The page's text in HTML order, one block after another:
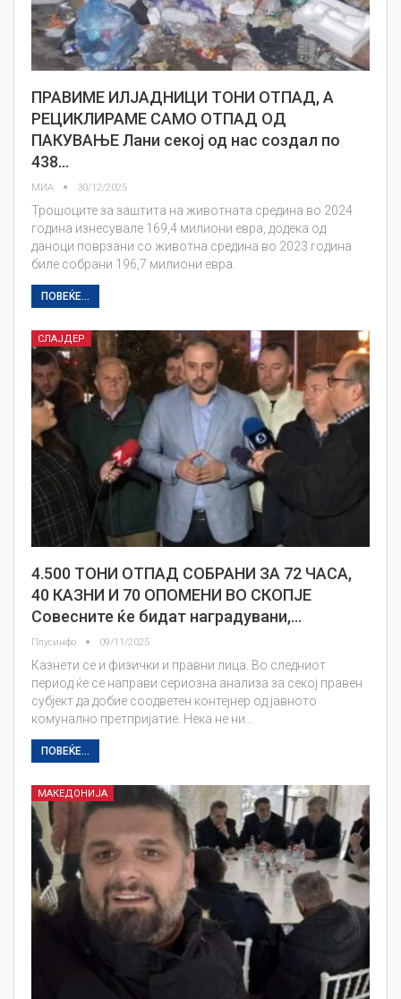
ПРАВИМЕ ИЛЈАДНИЦИ ТОНИ ОТПАД, А
РЕЦИКЛИРАМЕ САМО ОТПАД ОД
ПАКУВАЊЕ Лани секој од нас создал по
438…
МИА 30/12/2025
Трошоците за заштита на животната средина во 2024
година изнесувале 169,4 милиони евра, додека од
даноци поврзани со животна средина во 2023 година
биле собрани 196,7 милиони евра.
ПОВЕЌЕ...
СЛАЈДЕР
4.500 ТОНИ ОТПАД СОБРАНИ ЗА 72 ЧАСА,
40 КАЗНИ И 70 ОПОМЕНИ ВО СКОПЈЕ
Совесните ќе бидат наградувани,…
Плусинфо 09/11/2025
Казнети се и физички и правни лица. Во следниот
период ќе се направи сериозна анализа за секој правен
субјект да добие соодветен контејнер од јавното
комунално претпријатие. Нека не ни…
ПОВЕЌЕ...
МАКЕДОНИЈА